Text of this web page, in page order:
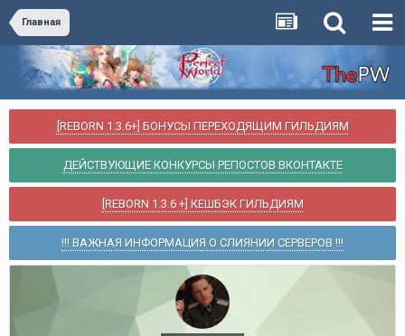
Главная
[REBORN 1.3.6+] БОНУСЫ ПЕРЕХОДЯЩИМ ГИЛЬДИЯМ
ДЕЙСТВУЮЩИЕ КОНКУРСЫ РЕПОСТОВ ВКОНТАКТЕ
[REBORN 1.3.6 +] КЕШБЭК ГИЛЬДИЯМ
!!! ВАЖНАЯ ИНФОРМАЦИЯ О СЛИЯНИИ СЕРВЕРОВ !!!